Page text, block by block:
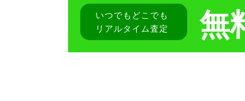
いつでもどこでも
リアルタイム査定
無